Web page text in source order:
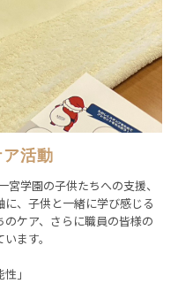
活動
学園の子供たちへの支援、
、子供と一緒に学び感じる
ケア、さらに職員の皆様の
ます。
」